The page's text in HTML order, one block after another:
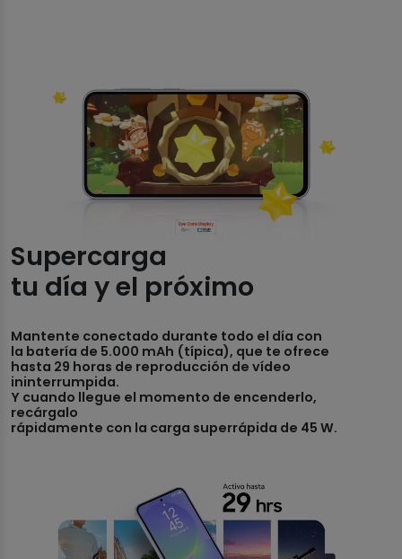
Supercarga
tu día y el próximo
Mantente conectado durante todo el día con
la batería de 5.000 mAh (típica), que te ofrece
hasta 29 horas de reproducción de vídeo
ininterrumpida.
Y cuando llegue el momento de encenderlo,
recárgalo
rápidamente con la carga superrápida de 45 W.